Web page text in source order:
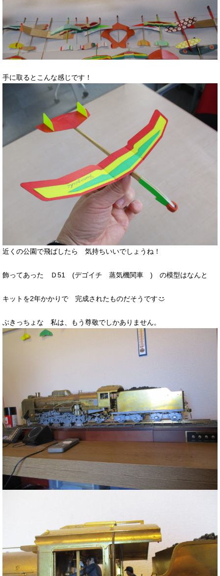
手に取るとこんな感じです！
近くの公園で飛ばしたら 気持ちいいでしょうね！
飾ってあった Ｄ51 (デゴイチ 蒸気機関車 ) の模型はなんと
キットを2年かかりで 完成されたものだそうです
ぶきっちょな 私は、もう尊敬でしかありません。